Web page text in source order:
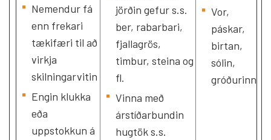
Nemendur fá
enn frekari
tækifæri til að
virkja
skilningarvitin
Engin klukka
eða
uppstokkun á
jörðin gefur s.s.
ber, rabarbari,
fjallagrös,
timbur, steina og
fl.
Vinna með
árstíðarbundin
hugtök s.s.
Vor,
páskar,
birtan,
sólin,
gróðurinn